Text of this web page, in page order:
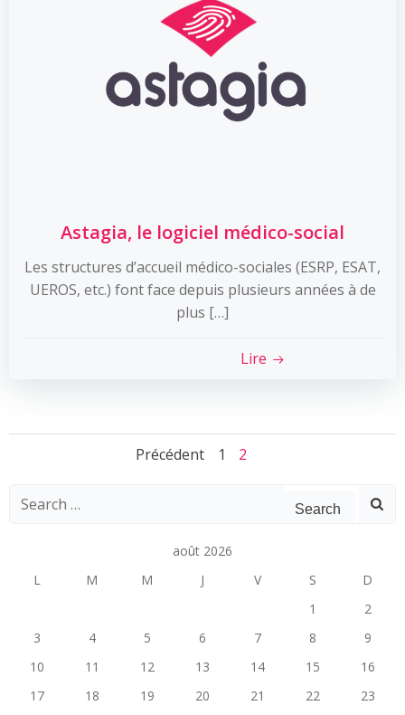
Astagia, le logiciel médico-social
Les structures d’accueil médico-sociales (ESRP, ESAT,
UEROS, etc.) font face depuis plusieurs années à de
plus […]
Lire
Posts
navigation
Précédent
Posts
navigation
Page
1 Page
2
Search
août 2026
L
M M J V S
D
1
2
3
4 5 6 7 8
9
10
11 12 13 14 15
16
17
18 19 20 21 22
23